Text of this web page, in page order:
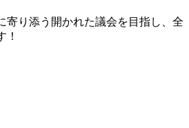
寄り添う開かれた議会を目指し、全
！